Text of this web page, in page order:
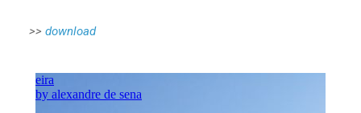
>> download